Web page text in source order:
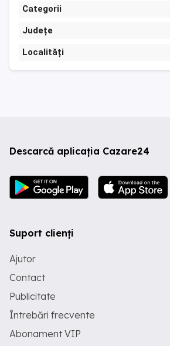
Categorii
Județe
Localități
Descarcă aplicația Cazare24
Suport clienți
Ajutor
Contact
Publicitate
Întrebări frecvente
Abonament VIP